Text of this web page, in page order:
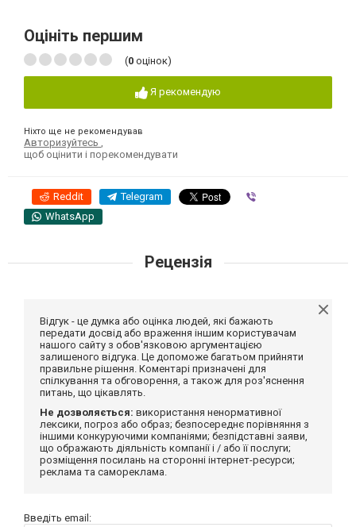
Оцініть першим
(0 оцінок)
Я рекомендую
Ніхто ще не рекомендував
Авторизуйтесь
щоб оцінити і порекомендувати
Reddit Telegram
WhatsApp
Рецензія
Відгук - це думка або оцінка людей, які бажають
передати досвід або враження іншим користувачам
нашого сайту з обов'язковою аргументацією
залишеного відгука. Це допоможе багатьом прийняти
правильне рішення. Коментарі призначені для
спілкування та обговорення, а також для роз'яснення
питань, що цікавлять.
Не дозволяється: використання ненормативної
лексики, погроз або образ; безпосереднє порівняння з
іншими конкуруючими компаніями; безпідставні заяви,
що ображають діяльність компанії і / або її послуги;
розміщення посилань на сторонні інтернет-ресурси;
реклама та самореклама.
Введіть email: